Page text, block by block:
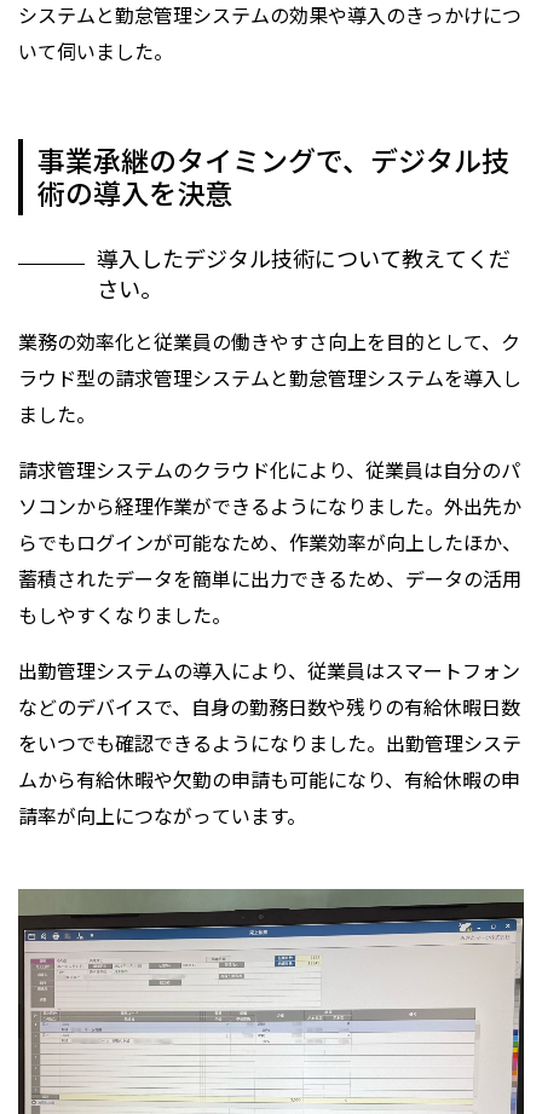
システムと勤怠管理システムの効果や導入のきっかけにつ
いて伺いました。
事業承継のタイミングで、デジタル技
術の導入を決意
導入したデジタル技術について教えてくだ
さい。
業務の効率化と従業員の働きやすさ向上を目的として、ク
ラウド型の請求管理システムと勤怠管理システムを導入し
ました。
請求管理システムのクラウド化により、従業員は自分のパ
ソコンから経理作業ができるようになりました。外出先か
らでもログインが可能なため、作業効率が向上したほか、
蓄積されたデータを簡単に出力できるため、データの活用
もしやすくなりました。
出勤管理システムの導入により、従業員はスマートフォン
などのデバイスで、自身の勤務日数や残りの有給休暇日数
をいつでも確認できるようになりました。出勤管理システ
ムから有給休暇や欠勤の申請も可能になり、有給休暇の申
請率が向上につながっています。